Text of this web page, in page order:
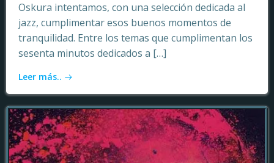
Oskura intentamos, con una selección dedicada al
jazz, cumplimentar esos buenos momentos de
tranquilidad. Entre los temas que cumplimentan los
sesenta minutos dedicados a […]
Leer más..